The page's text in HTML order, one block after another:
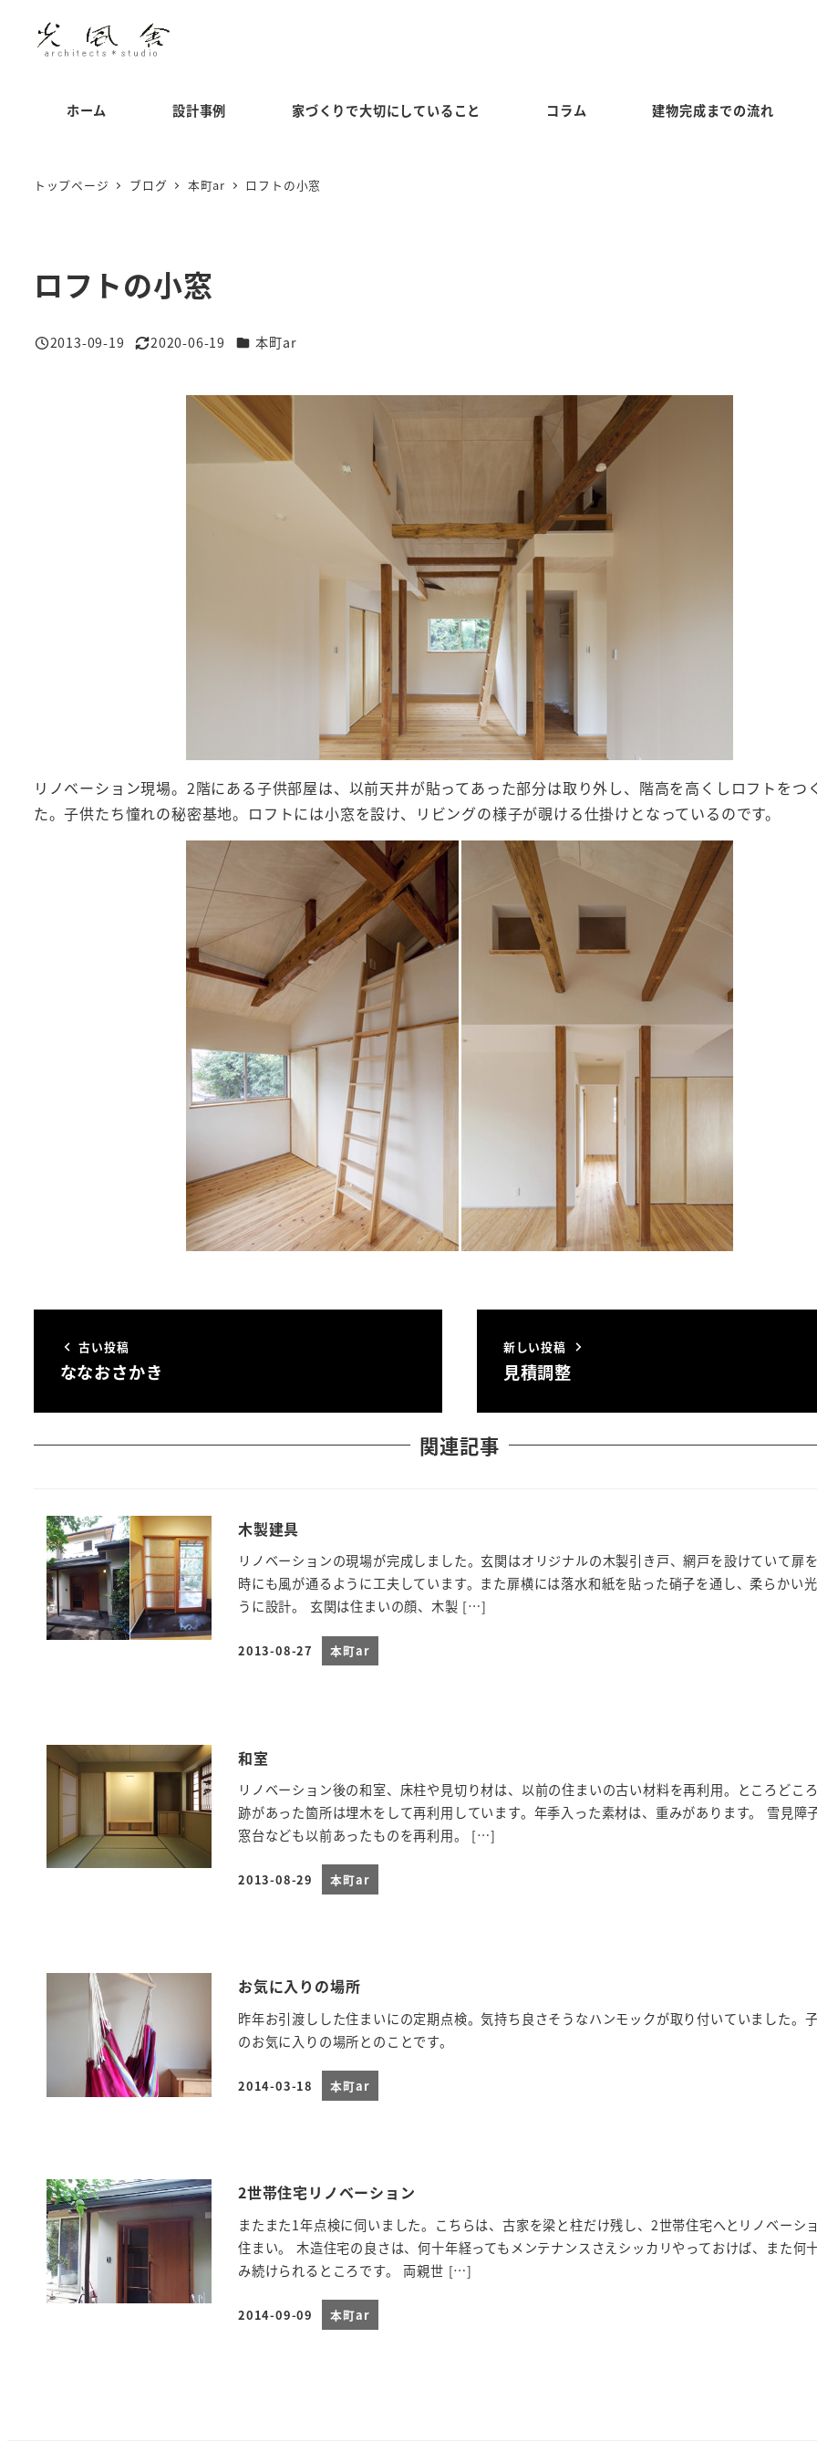
ホーム 設計事例 家づくりで大切にしていること コラム 建物完成までの流れ
トップページ ブログ 本町ar ロフトの小窓
ロフトの小窓
投稿日
2013-09-19
更新日
2020-06-19 カテゴリー
本町ar
リノベーション現場。2階にある子供部屋は、以前天井が貼ってあった部分は取り外し、階高を高くしロフトをつ
た。子供たち憧れの秘密基地。ロフトには小窓を設け、リビングの様子が覗ける仕掛けとなっているのです。
古い投稿
ななおさかき
新しい投稿
見積調整
関連記事
木製建具
リノベーションの現場が完成しました。玄関はオリジナルの木製引き戸、網戸を設けていて扉
時にも風が通るように工夫しています。また扉横には落水和紙を貼った硝子を通し、柔らかい
うに設計。 玄関は住まいの顔、木製 […]
投稿日
2013-08-27 本町ar
和室
リノベーション後の和室、床柱や見切り材は、以前の住まいの古い材料を再利用。ところどこ
跡があった箇所は埋木をして再利用しています。年季入った素材は、重みがあります。 雪見障
窓台なども以前あったものを再利用。 […]
投稿日
2013-08-29 本町ar
お気に入りの場所
昨年お引渡しした住まいにの定期点検。気持ち良さそうなハンモックが取り付いていました。
のお気に入りの場所とのことです。
投稿日
2014-03-18 本町ar
2世帯住宅リノベーション
またまた1年点検に伺いました。こちらは、古家を梁と柱だけ残し、2世帯住宅へとリノベーシ
住まい。 木造住宅の良さは、何十年経ってもメンテナンスさえシッカリやっておけば、また何
み続けられるところです。 両親世 […]
投稿日
2014-09-09 本町ar